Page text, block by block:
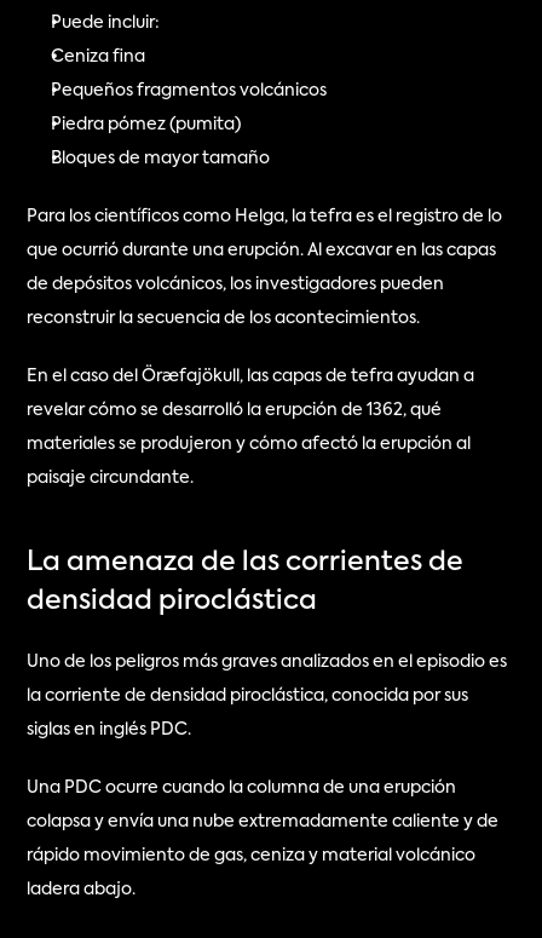
Puede incluir:
Ceniza fina
Pequeños fragmentos volcánicos
Piedra pómez (pumita)
Bloques de mayor tamaño
Para los científicos como Helga, la tefra es el registro de lo
que ocurrió durante una erupción. Al excavar en las capas
de depósitos volcánicos, los investigadores pueden
reconstruir la secuencia de los acontecimientos.
En el caso del Öræfajökull, las capas de tefra ayudan a
revelar cómo se desarrolló la erupción de 1362, qué
materiales se produjeron y cómo afectó la erupción al
paisaje circundante.
La amenaza de las corrientes de
densidad piroclástica
Uno de los peligros más graves analizados en el episodio es
la corriente de densidad piroclástica, conocida por sus
siglas en inglés PDC.
Una PDC ocurre cuando la columna de una erupción
colapsa y envía una nube extremadamente caliente y de
rápido movimiento de gas, ceniza y material volcánico
ladera abajo.